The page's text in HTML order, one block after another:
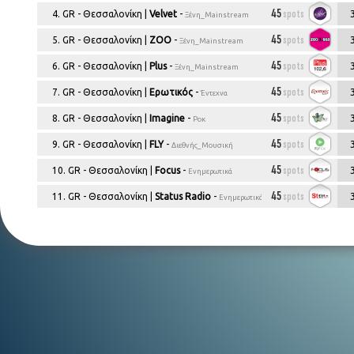
ΡΑΔΙΟΦΩΝΙΚΟΣ ΧΑΡΤΗΣ
ΕΥΡΩΠΗΣ
UKRAINE
MOLDOVA
Αθήνας
+Όλες οι εκπομπές της
ΔΕΙΤΕ ΤΑ ΠΛΑΝΑ: TOP-10
ΔΙΑΦΗΜΙΣΗΣ ΣΤΗΝ ΑΘΗΝΑ
AGRO PLANS
Περιοχές αγροτικού - κτηνοτροφικού
4. GR - Θεσσαλονίκη | Velvet - Ξένη_Mainstream 45spots 3
5. GR - Θεσσαλονίκη | ZOO - Ξένη_Mainstream 45spots 3
6. GR - Θεσσαλονίκη | Plus- Ξένη_Mainstream 45spots 3
7. GR - Θεσσαλονίκη | Ερωτικός -Έντεχνα 45spots 3
8. GR - Θεσσαλονίκη | Imagine - Ροκ 45spots 3
9. GR - Θεσσαλονίκη | FLY- Διεθνής_Μουσική 45spots 3
10. GR - Θεσσαλονίκη | Focus- Ενημερωτικά 45spots 3
11. GR - Θεσσαλονίκη | Status Radio - Ενημερωτικά 45spots 3